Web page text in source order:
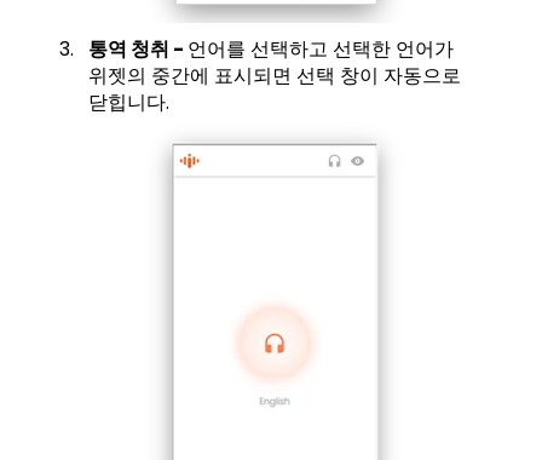
통역 청취 - 언어를 선택하고 선택한 언어가
위젯의 중간에 표시되면 선택 창이 자동으로
닫힙니다.